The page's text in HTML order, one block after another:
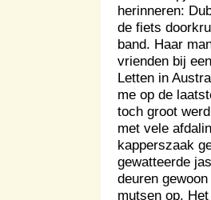
herinneren:
de fiets
band. Haar
vrienden bij
Letten in
me op de
toch groot
met vele
kapperszaak
gewatteerde
deuren
mutsen op.